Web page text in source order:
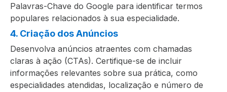
Palavras-Chave do Google para identificar termos
populares relacionados à sua especialidade.
4. Criação dos Anúncios
Desenvolva anúncios atraentes com chamadas
claras à ação (CTAs). Certifique-se de incluir
informações relevantes sobre sua prática, como
especialidades atendidas, localização e número de